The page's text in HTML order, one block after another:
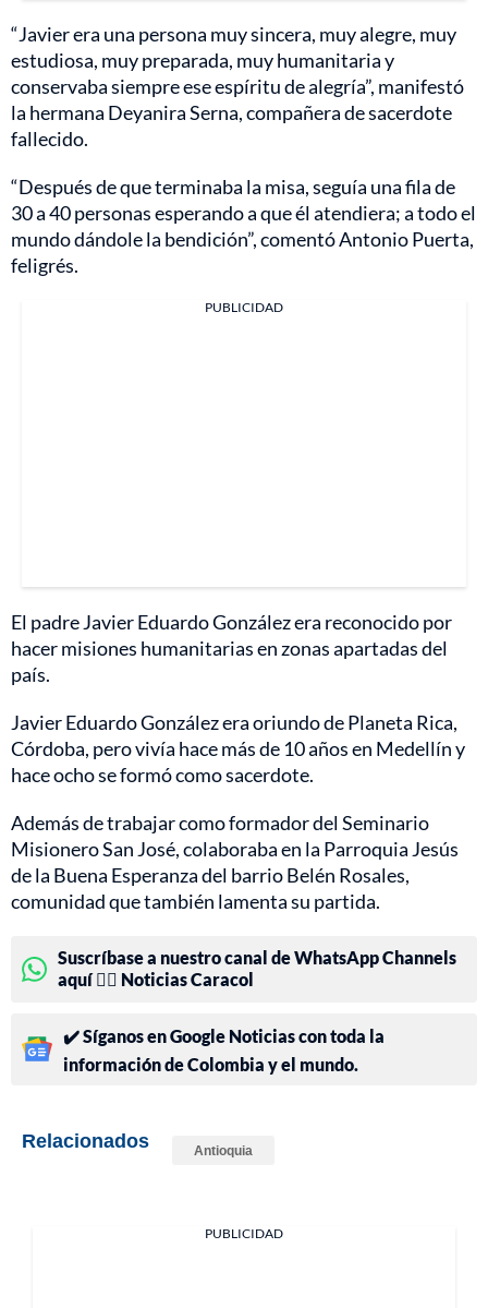
“Javier era una persona muy sincera, muy alegre, muy
estudiosa, muy preparada, muy humanitaria y
conservaba siempre ese espíritu de alegría”, manifestó
la hermana Deyanira Serna, compañera de sacerdote
fallecido.
“Después de que terminaba la misa, seguía una fila de
30 a 40 personas esperando a que él atendiera; a todo el
mundo dándole la bendición”, comentó Antonio Puerta,
feligrés.
PUBLICIDAD
El padre Javier Eduardo González era reconocido por
hacer misiones humanitarias en zonas apartadas del
país.
Javier Eduardo González era oriundo de Planeta Rica,
Córdoba, pero vivía hace más de 10 años en Medellín y
hace ocho se formó como sacerdote.
Además de trabajar como formador del Seminario
Misionero San José, colaboraba en la Parroquia Jesús
de la Buena Esperanza del barrio Belén Rosales,
comunidad que también lamenta su partida.
Suscríbase a nuestro canal de WhatsApp Channels
aquí 👉🏻 Noticias Caracol
✔️ Síganos en Google Noticias con toda la
información de Colombia y el mundo.
Relacionados Antioquia
PUBLICIDAD